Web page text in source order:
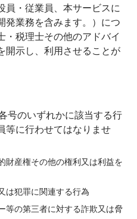
員・従業員、本サービスに
発業務を含みます。）につ
・税理士その他のアドバイ
開示し、利用させることが
号のいずれかに該当する行
等に行わせてはなりませ
財産権その他の権利又は利益を
は犯罪に関連する行為
等の第三者に対する詐欺又は脅